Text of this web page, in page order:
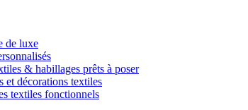
de luxe
& habillages prêts à poser
et décorations textiles
textiles fonctionnels